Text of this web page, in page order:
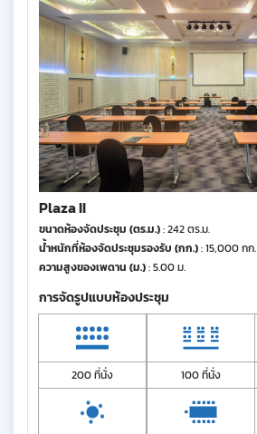
Plaza II
ขนาดห้องจัดประชุม (ตร.ม.): 242 ตร.ม.
น้ำหนักที่ห้องจัดประชุมรองรับ (กก.): 15,000 กก.
ความสูงของเพดาน (ม.): 5.00 ม.
การจัดรูปแบบห้องประชุม
200 ที่นั่ง 100 ที่นั่ง